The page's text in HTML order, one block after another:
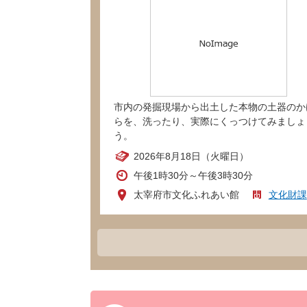
市内の発掘現場から出土した本物の土器のか
らを、洗ったり、実際にくっつけてみましょ
う。
2026年8月18日（火曜日）
午後1時30分～午後3時30分
太宰府市文化ふれあい館
文化財課